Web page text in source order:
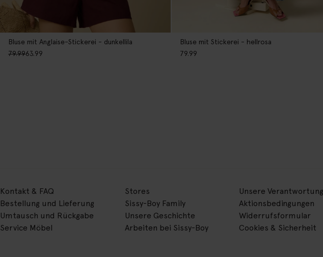
Bluse mit Anglaise-Stickerei - dunkellila
79.9963.99
Bluse mit Stickerei - hellrosa
79.99
Kontakt & FAQ
Bestellung und Lieferung
Umtausch und Rückgabe
Service Möbel
Stores
Sissy-Boy Family
Unsere Geschichte
Arbeiten bei Sissy-Boy
Unsere Verantwortung
Aktionsbedingungen
Widerrufsformular
Cookies & Sicherheit